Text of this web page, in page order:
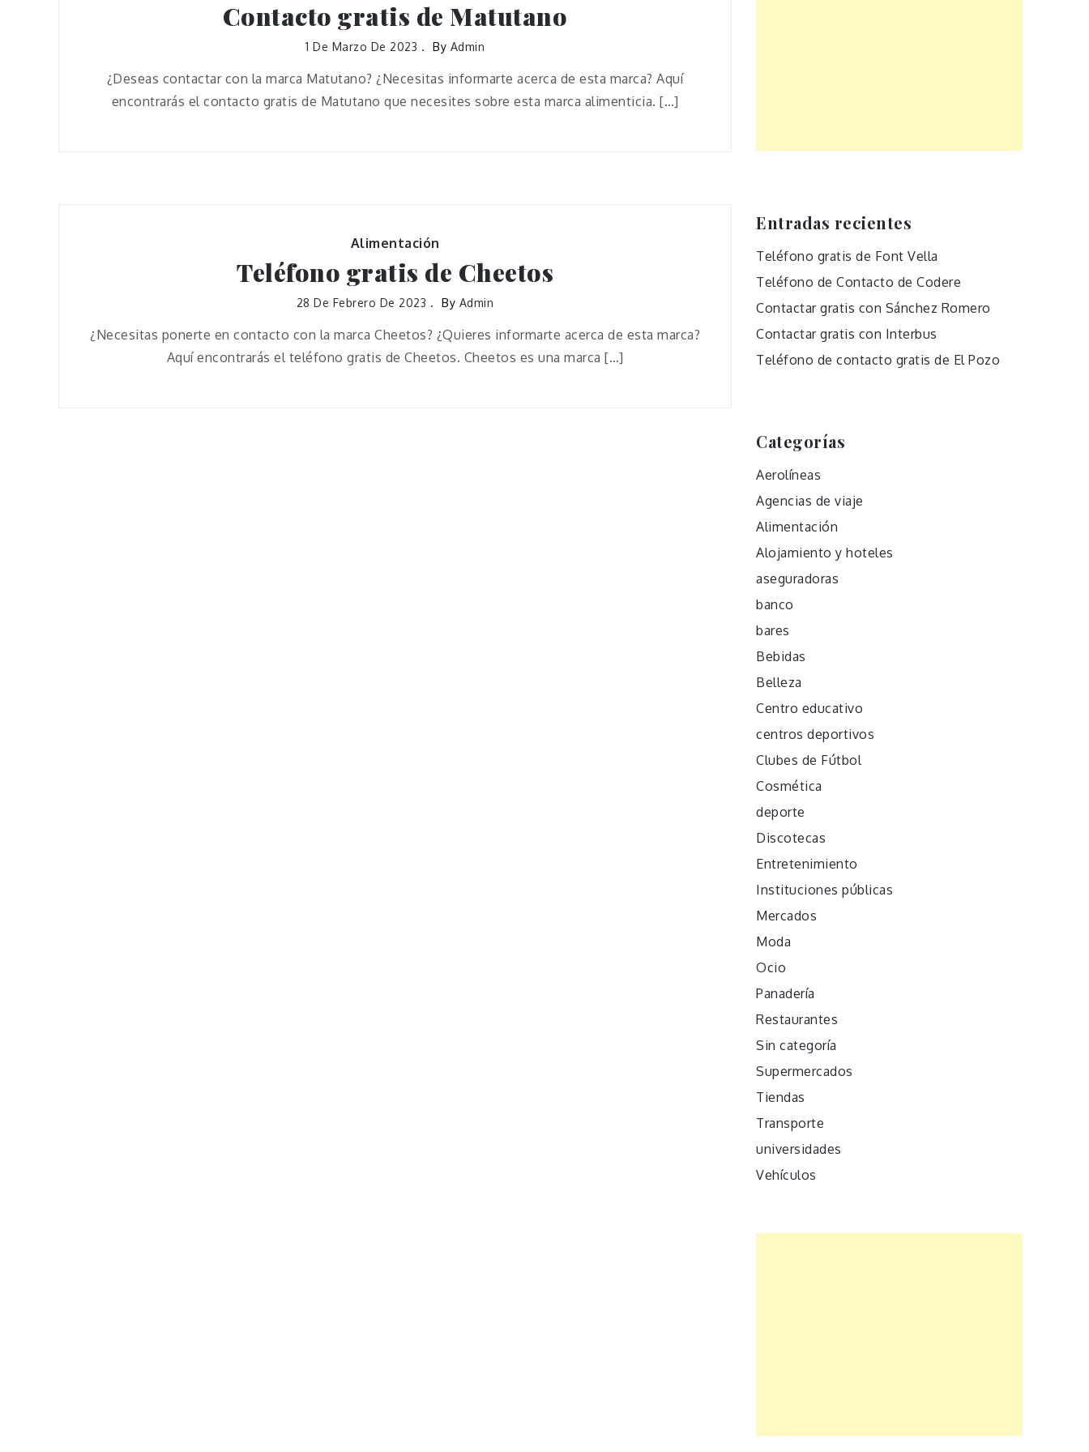
Contacto gratis de Matutano
1 De Marzo De 2023 By Admin
¿Deseas contactar con la marca Matutano? ¿Necesitas informarte acerca de esta marca? Aquí
encontrarás el contacto gratis de Matutano que necesites sobre esta marca alimenticia. […]
Alimentación
Teléfono gratis de Cheetos
28 De Febrero De 2023 By Admin
¿Necesitas ponerte en contacto con la marca Cheetos? ¿Quieres informarte acerca de esta marca?
Aquí encontrarás el teléfono gratis de Cheetos. Cheetos es una marca […]
Entradas recientes
Teléfono gratis de Font Vella
Teléfono de Contacto de Codere
Contactar gratis con Sánchez Romero
Contactar gratis con Interbus
Teléfono de contacto gratis de El Pozo
Categorías
Aerolíneas
Agencias de viaje
Alimentación
Alojamiento y hoteles
aseguradoras
banco
bares
Bebidas
Belleza
Centro educativo
centros deportivos
Clubes de Fútbol
Cosmética
deporte
Discotecas
Entretenimiento
Instituciones públicas
Mercados
Moda
Ocio
Panadería
Restaurantes
Sin categoría
Supermercados
Tiendas
Transporte
universidades
Vehículos